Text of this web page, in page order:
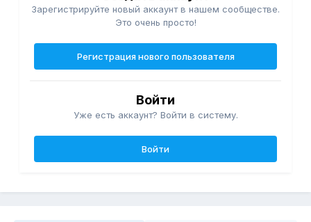
Зарегистрируйте новый аккаунт в нашем сообществе.
Это очень просто!
Регистрация нового пользователя
Войти
Уже есть аккаунт? Войти в систему.
Войти